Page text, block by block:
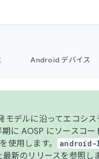
Android デバイス
モデルに沿ってエコシ
に AOSP にソースコ
を使用します。
新のリリースを参照し